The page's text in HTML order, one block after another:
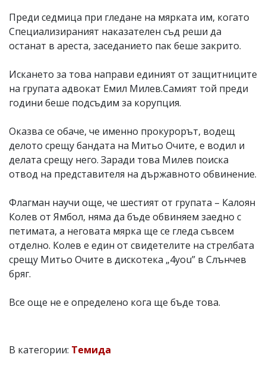
Преди седмица при гледане на мярката им, когато
Специализираният наказателен съд реши да
останат в ареста, заседанието пак беше закрито.
Искането за това направи единият от защитниците
на групата адвокат Емил Милев.Самият той преди
години беше подсъдим за корупция.
Оказва се обаче, че именно прокурорът, водещ
делото срещу бандата на Митьо Очите, е водил и
делата срещу него. Заради това Милев поиска
отвод на представителя на държавното обвинение.
Флагман научи още, че шестият от групата – Калоян
Колев от Ямбол, няма да бъде обвиняем заедно с
петимата, а неговата мярка ще се гледа съвсем
отделно. Колев е един от свидетелите на стрелбата
срещу Митьо Очите в дискотека „4you” в Слънчев
бряг.
Все още не е определено кога ще бъде това.
В категории: Темида